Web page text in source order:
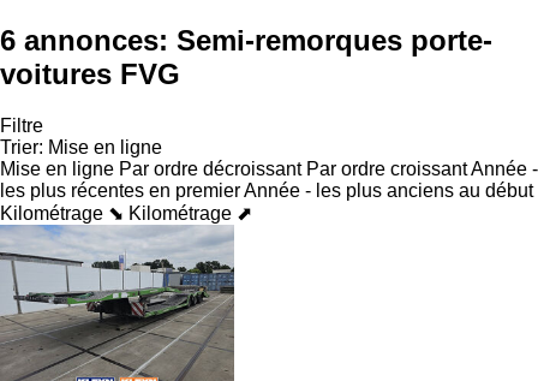
6 annonces: Semi-remorques porte-
voitures FVG
Filtre
Trier: Mise en ligne
Mise en ligne Par ordre décroissant Par ordre croissantAnnée -
les plus récentes en premierAnnée - les plus anciens au début
Kilométrage ⬊ Kilométrage ⬈